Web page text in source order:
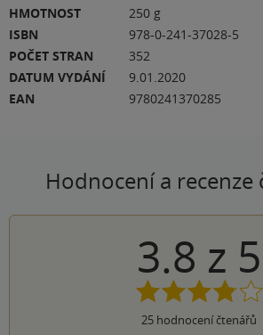
HMOTNOST
250 g
ISBN
978-0-241-37028-5
POČET STRAN
352
DATUM VYDÁNÍ
9.01.2020
EAN
9780241370285
Hodnocení a recenze
3.8 z 5
25 hodnocení čtenářů